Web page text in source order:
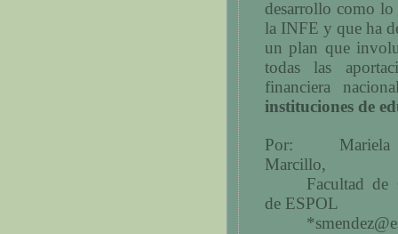
desarrollo como
la INFE y que ha
un plan que
todas las
financiera
instituciones de
Por:
Marcillo,
Facultad de
de ESPOL